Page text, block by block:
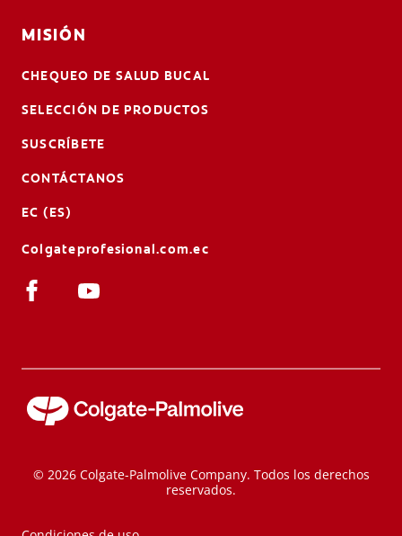
MISIÓN
CHEQUEO DE SALUD BUCAL
SELECCIÓN DE PRODUCTOS
SUSCRÍBETE
CONTÁCTANOS
EC (ES)
Colgateprofesional.com.ec
© 2026 Colgate-Palmolive Company. Todos los derechos
reservados.